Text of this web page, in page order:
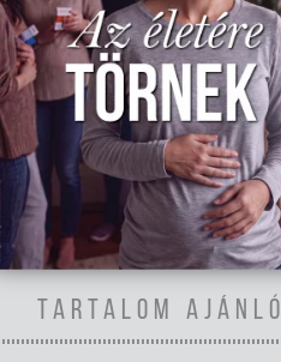
TARTALOM AJÁNLÓ